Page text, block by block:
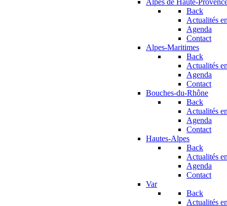
Alpes de Haute-
Back
Actualités
Agenda
Contact
Alpes-Maritimes
Back
Actualités
Agenda
Contact
Bouches-du-Rhône
Back
Actualités
Agenda
Contact
Hautes-Alpes
Back
Actualités
Agenda
Contact
Var
Back
Actualités